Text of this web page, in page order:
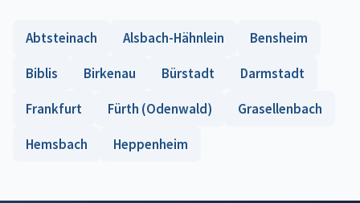
Abtsteinach Alsbach-Hähnlein
Bensheim
Biblis
Birkenau Bürstadt
Darmstadt
Frankfurt
Fürth (Odenwald)
Grasellenbach
Hemsbach
Heppenheim